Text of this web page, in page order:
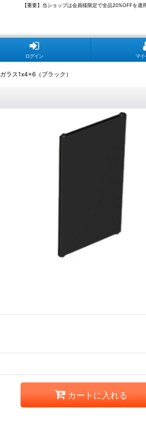
【重要】当ショップは会員様限定で全品20%OFFを
ログイン マイ
ガラス1x4x6（ブラック）
カートに入れる